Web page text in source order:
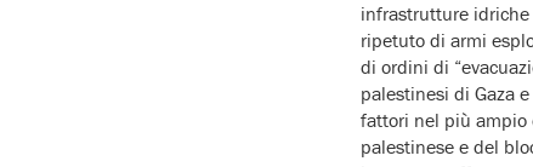
infrastrutture
ripetuto di armi
di ordini di
palestinesi di Gaza
fattori nel più ampio
palestinese e del